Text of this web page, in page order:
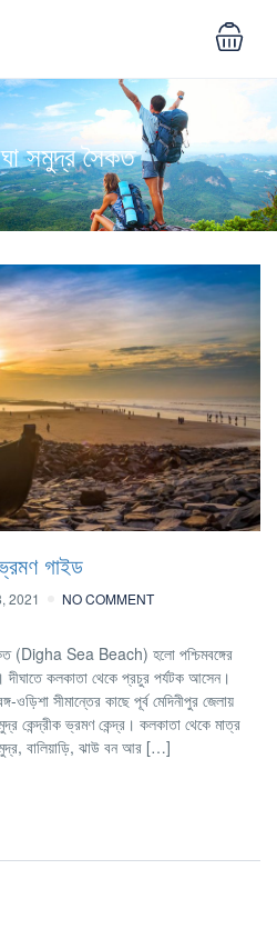
সমুদ্র সৈকত
গাইড
2021 NO COMMENT
(Digha Sea Beach) হলো পশ্চিমবঙ্গের
কলকাতা থেকে প্রচুর পর্যটক আসেন।
ওড়িশা সীমান্তের কাছে পূর্ব মেদিনীপুর জেলায়
কেন্দ্রীক ভ্রমণ কেন্দ্র। কলকাতা থেকে মাত্র
বালিয়াড়ি, ঝাউ বন আর […]